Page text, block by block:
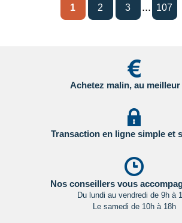
1 2 3 ... 107
Achetez malin, au
Transaction en ligne simple et
Nos conseillers vous
Du lundi au vendredi de 9h à
Le samedi de 10h à 18h